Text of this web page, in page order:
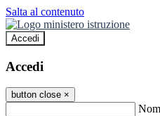
Salta al contenuto
Accedi
Accedi
button close ×